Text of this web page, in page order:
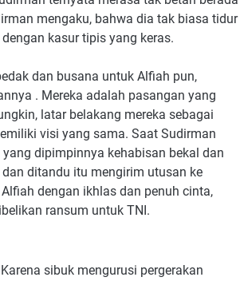
mengaku, bahwa dia tak biasa tidur
kasur tipis yang keras.
dan busana untuk Alfiah pun,
. Mereka adalah pasangan yang
latar belakang mereka sebagai
visi yang sama. Saat Sudirman
dipimpinnya kehabisan bekal dan
ditandu itu mengirim utusan ke
dengan ikhlas dan penuh cinta,
ransum untuk TNI.
sibuk mengurusi pergerakan